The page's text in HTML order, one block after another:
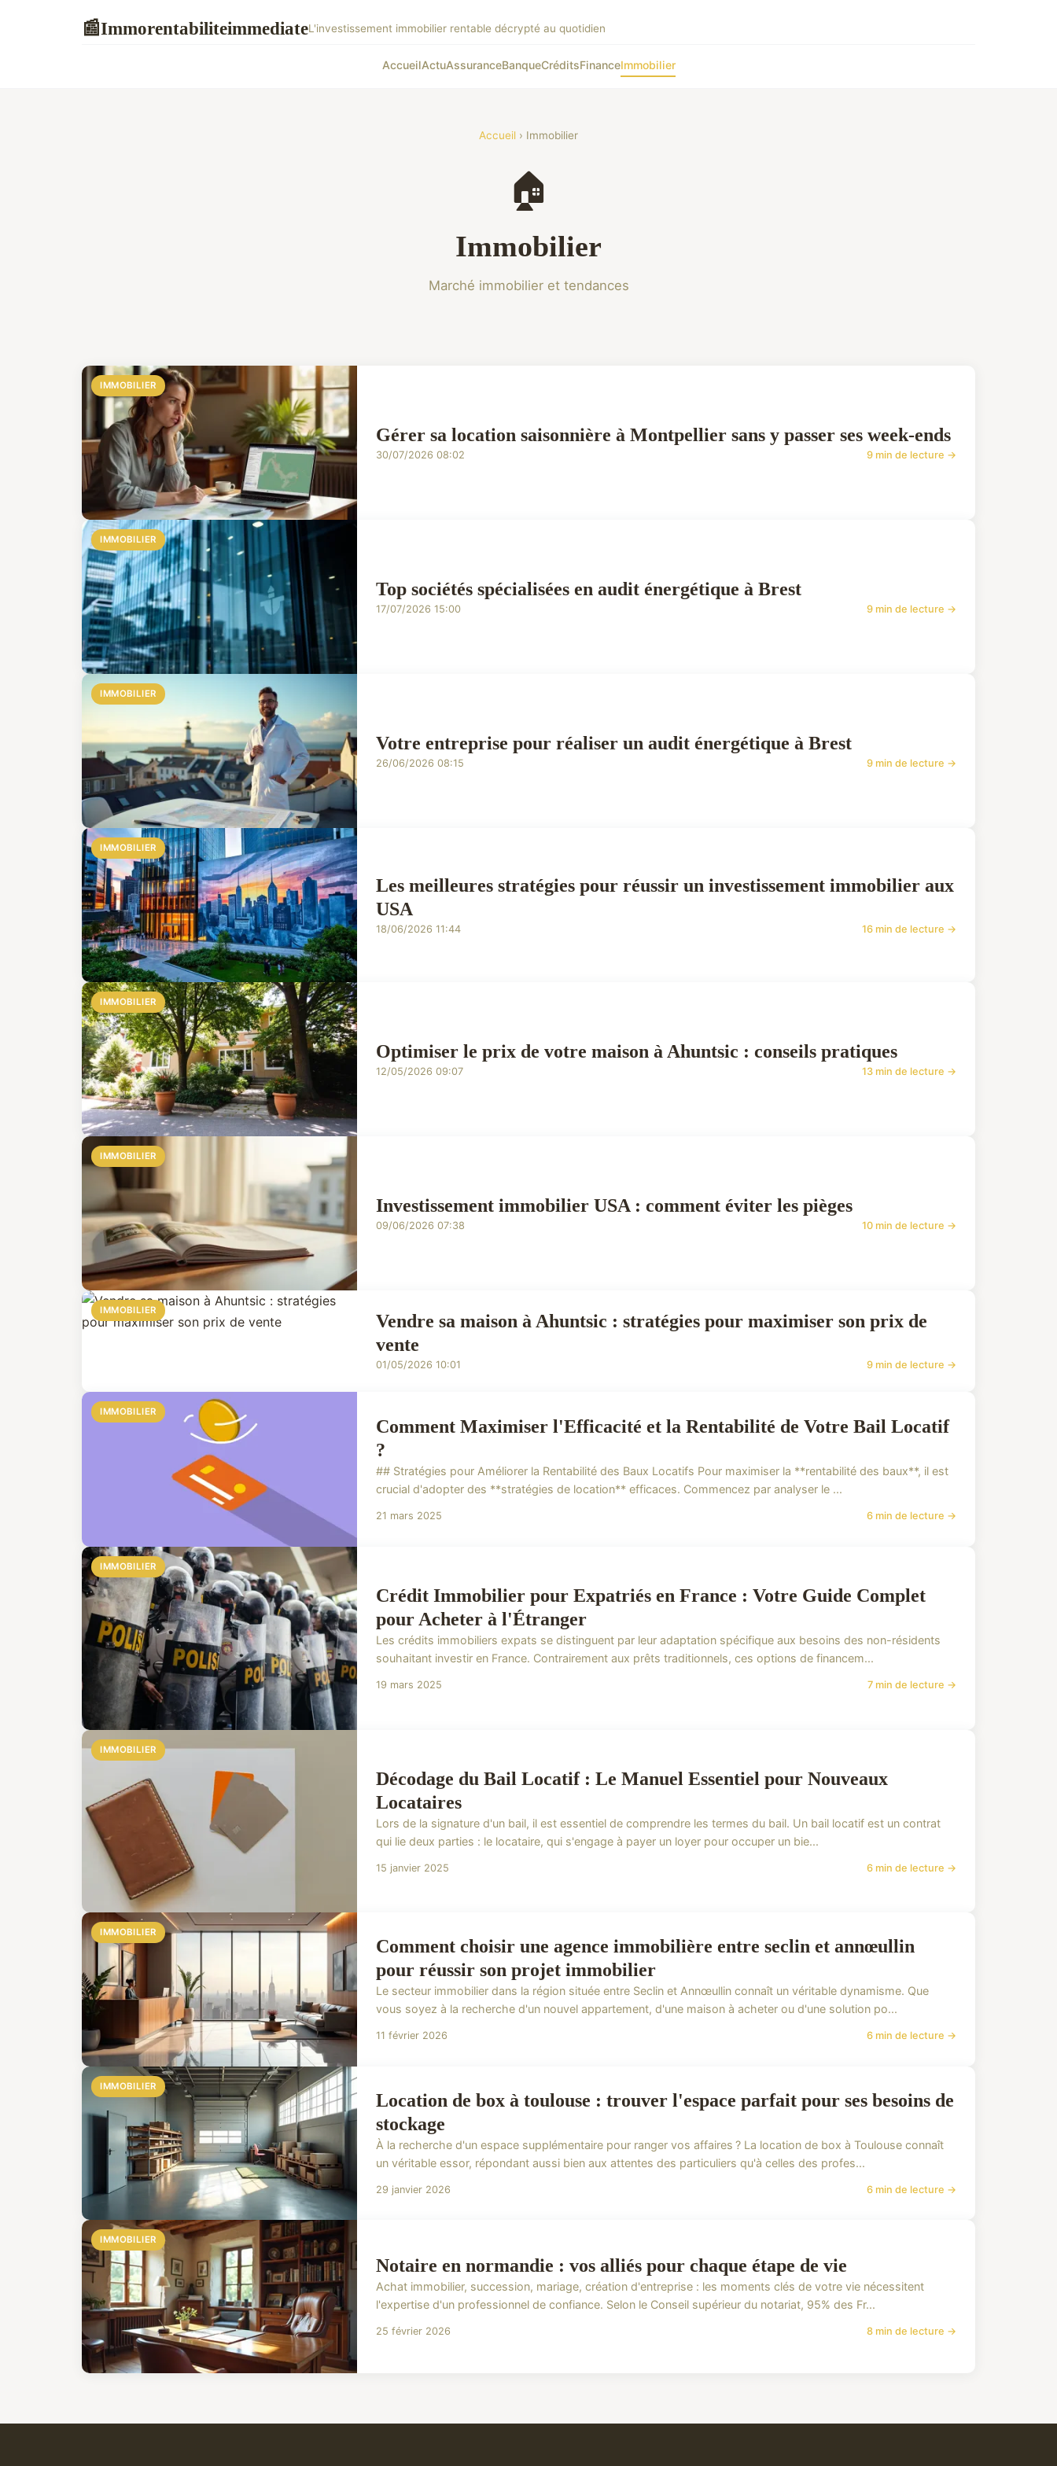
📰ImmorentabiliteimmediateL'investissement immobilier rentable décrypté au quotidien
AccueilActuAssuranceBanqueCréditsFinanceImmobilier
Accueil › Immobilier
🏠
Immobilier
Marché immobilier et tendances
IMMOBILIER
Gérer sa location saisonnière à Montpellier sans y passer ses week-ends
30/07/2026 08:02 9 min de lecture →
IMMOBILIER
Top sociétés spécialisées en audit énergétique à Brest
17/07/2026 15:00 9 min de lecture →
IMMOBILIER
Votre entreprise pour réaliser un audit énergétique à Brest
26/06/2026 08:15 9 min de lecture →
IMMOBILIER
Les meilleures stratégies pour réussir un investissement immobilier aux
USA
18/06/2026 11:44 16 min de lecture →
IMMOBILIER
Optimiser le prix de votre maison à Ahuntsic : conseils pratiques
12/05/2026 09:07 13 min de lecture →
IMMOBILIER
Investissement immobilier USA : comment éviter les pièges
09/06/2026 07:38 10 min de lecture →
IMMOBILIER
Vendre sa maison à Ahuntsic : stratégies pour maximiser son prix de
vente
01/05/2026 10:01 9 min de lecture →
IMMOBILIER
Comment Maximiser l'Efficacité et la Rentabilité de Votre Bail Locatif
?
## Stratégies pour Améliorer la Rentabilité des Baux Locatifs Pour maximiser la **rentabilité des baux**, il est
crucial d'adopter des **stratégies de location** efficaces. Commencez par analyser le ...
21 mars 2025 6 min de lecture →
IMMOBILIER
Crédit Immobilier pour Expatriés en France : Votre Guide Complet
pour Acheter à l'Étranger
Les crédits immobiliers expats se distinguent par leur adaptation spécifique aux besoins des non-résidents
souhaitant investir en France. Contrairement aux prêts traditionnels, ces options de financem...
19 mars 2025 7 min de lecture →
IMMOBILIER
Décodage du Bail Locatif : Le Manuel Essentiel pour Nouveaux
Locataires
Lors de la signature d'un bail, il est essentiel de comprendre les termes du bail. Un bail locatif est un contrat
qui lie deux parties : le locataire, qui s'engage à payer un loyer pour occuper un bie...
15 janvier 2025 6 min de lecture →
IMMOBILIER
Comment choisir une agence immobilière entre seclin et annœullin
pour réussir son projet immobilier
Le secteur immobilier dans la région située entre Seclin et Annœullin connaît un véritable dynamisme. Que
vous soyez à la recherche d'un nouvel appartement, d'une maison à acheter ou d'une solution po...
11 février 2026 6 min de lecture →
IMMOBILIER
Location de box à toulouse : trouver l'espace parfait pour ses besoins de
stockage
À la recherche d'un espace supplémentaire pour ranger vos affaires ? La location de box à Toulouse connaît
un véritable essor, répondant aussi bien aux attentes des particuliers qu'à celles des profes...
29 janvier 2026 6 min de lecture →
IMMOBILIER
Notaire en normandie : vos alliés pour chaque étape de vie
Achat immobilier, succession, mariage, création d'entreprise : les moments clés de votre vie nécessitent
l'expertise d'un professionnel de confiance. Selon le Conseil supérieur du notariat, 95% des Fr...
25 février 2026 8 min de lecture →